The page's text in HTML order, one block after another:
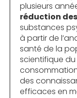
plusieurs
réduction
substances
à partir de
santé de la
scientifique
des
efficaces en